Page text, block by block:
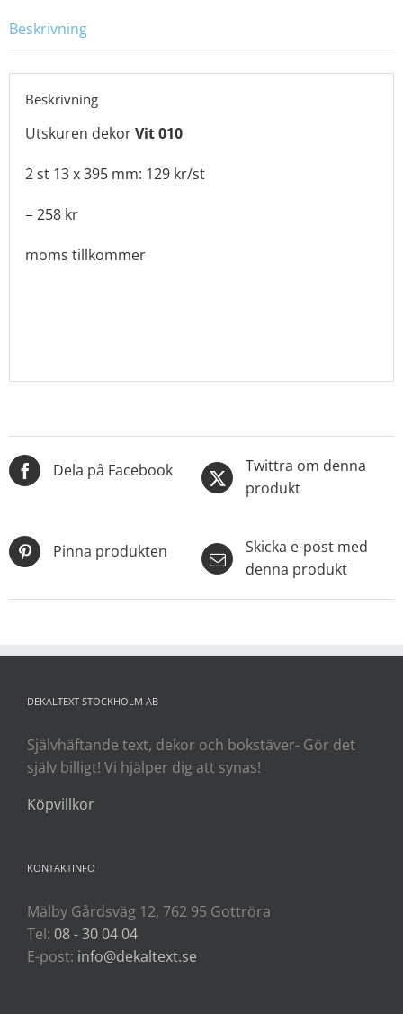
Beskrivning
Beskrivning
Utskuren dekorVit 010
2 st 13 x 395 mm: 129 kr/st
= 258 kr
moms tillkommer
Dela på Facebook
Twittra om denna
produkt
Pinna produkten
Skicka e-post med
denna produkt
DEKALTEXT STOCKHOLM AB
Självhäftande text, dekor och bokstäver- Gör det
själv billigt! Vi hjälper dig att synas!
Köpvillkor
KONTAKTINFO
Mälby Gårdsväg 12, 762 95 Gottröra
Tel: 08 - 30 04 04
E-post: info@dekaltext.se